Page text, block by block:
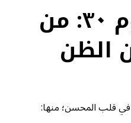
٥٨٢ – مفهوم ٣٠: من
الظن
في قلب المحسن؛ منها: